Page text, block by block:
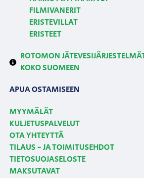
FILMIVANERIT
ERISTEVILLAT
ERISTEET
ROTOMON
KOKO SUOMEEN
APUA OSTAMISEEN
MYYMÄLÄT
KULJETUSPALVELUT
OTA YHTEYTTÄ
TILAUS - JA TOIMITUSEHDOT
TIETOSUOJASELOSTE
MAKSUTAVAT